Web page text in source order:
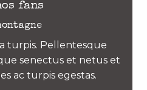
fans
turpis. Pellentesque
senectus et netus et
ac turpis egestas.